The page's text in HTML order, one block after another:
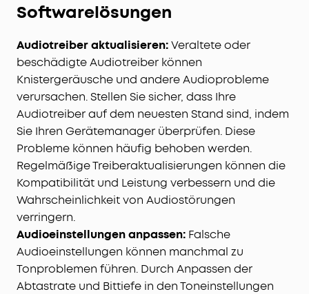
Softwarelösungen
Audiotreiber aktualisieren:Veraltete oder
beschädigte Audiotreiber können
Knistergeräusche und andere Audioprobleme
verursachen. Stellen Sie sicher, dass Ihre
Audiotreiber auf dem neuesten Stand sind, indem
Sie Ihren Gerätemanager überprüfen. Diese
Probleme können häufig behoben werden.
Regelmäßige Treiberaktualisierungen können die
Kompatibilität und Leistung verbessern und die
Wahrscheinlichkeit von Audiostörungen
verringern.
Audioeinstellungen anpassen: Falsche
Audioeinstellungen können manchmal zu
Tonproblemen führen. Durch Anpassen der
Abtastrate und Bittiefe in den Toneinstellungen